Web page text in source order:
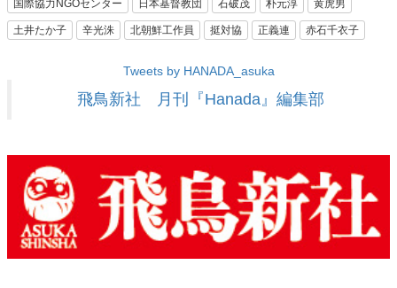
国際協力NGOセンター 日本基督教団 石破茂 朴元淳 黄虎男
土井たか子 辛光洙 北朝鮮工作員 挺対協 正義連 赤石千衣子
Tweets by HANADA_asuka
飛鳥新社 月刊『Hanada』編集部